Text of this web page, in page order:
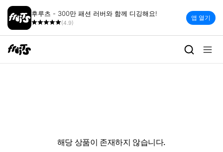
후루츠 - 300만 패션 러버와 함께 디깅해요!
(4.9)
앱 열기
해당 상품이 존재하지 않습니다.